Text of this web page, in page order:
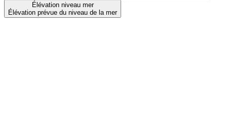
Élévation niveau mer
Élévation prévue du niveau de la mer